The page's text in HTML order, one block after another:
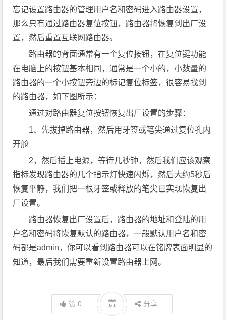
忘记设置路由器的管理用户名和密码进入路由器设置，
那么只有通过路由器复位按钮，路由器将恢复到出厂设
置，然后重置互联网路由器。
路由器的背面通常有一个复位按钮，在复位键功能
在电脑上的按钮基本相同，通常是一个小的，小数量的
路由器的一个小按钮旁边的标记复位标签，很容易找到
的路由器，如下图所示：
通过对路由器复位按钮恢复出厂设置的步骤：
1、先拔掉路由器，然后用牙签或笔尖通过复位孔内
开舱
2，然后插上电源，等待几秒钟，然后我们应该观察
指标发现路由器的几个指示灯快速闪烁，然后大约5秒后
恢复平静，我们把一根牙签或释放的笔尖已实现恢复出
厂设置。
路由器恢复出厂设置后，路由器的地址和登陆的用
户名和密码将恢复默认的路由器，一般默认用户名和密
码都是admin，你可以看到路由器可以在铭牌表面明显的
知道，最后我们需要重新设置路由器上网。
赞0 赏 分享